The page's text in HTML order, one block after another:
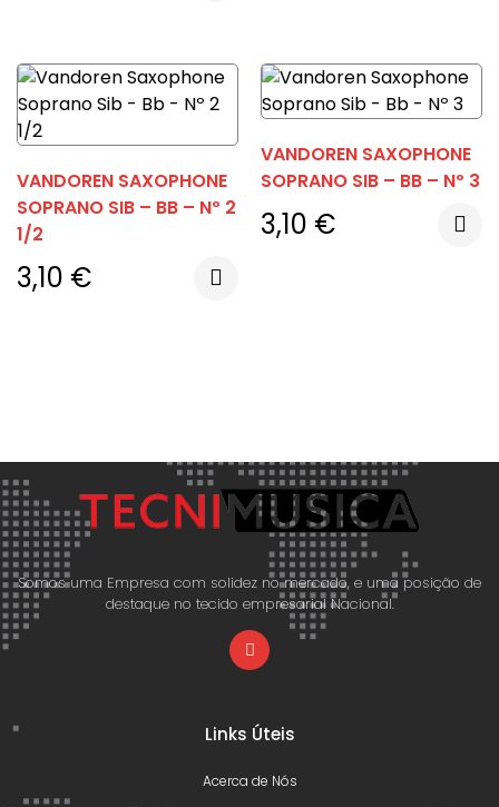
VANDOREN SAXOPHONE
SOPRANO SIB – BB – Nº 2
1/2
3,10 €
VANDOREN SAXOPHONE
SOPRANO SIB – BB – Nº 3
3,10 €
Somos uma Empresa com solidez no mercado, e uma posição de
destaque no tecido empresarial Nacional.
Links Úteis
Acerca de Nós